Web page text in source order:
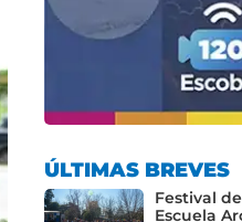
ÚLTIMAS BREVES
Festival
Escuela